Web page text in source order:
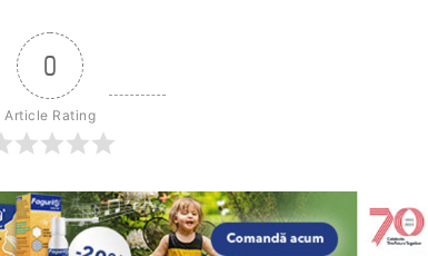
0
Article Rating